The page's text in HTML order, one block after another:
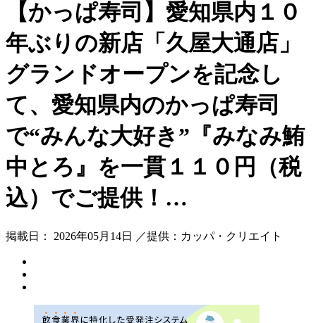
【かっぱ寿司】愛知県内１０
年ぶりの新店「久屋大通店」
グランドオープンを記念し
て、愛知県内のかっぱ寿司
で“みんな大好き”『みなみ鮪
中とろ』を一貫１１０円（税
込）でご提供！…
掲載日： 2026年05月14日 ／提供：カッパ・クリエイト